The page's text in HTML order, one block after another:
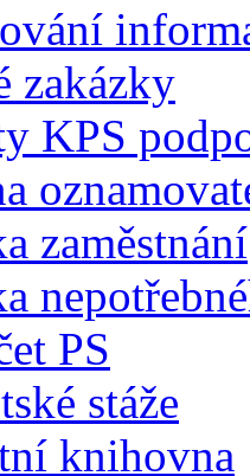
zakázky
KPS
zaměstnání
PS
stáže
knihovna